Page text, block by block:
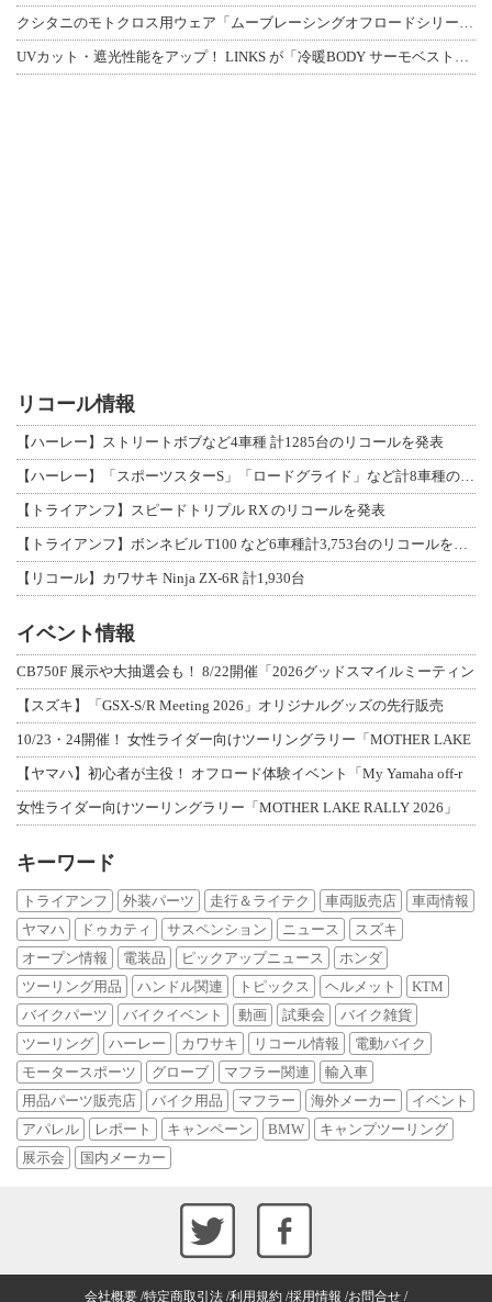
リコール情報
【ハーレー】ストリートボブなど4車種 計1285台のリコールを発表
【トライアンフ】スピードトリプル RX のリコールを発表
【リコール】カワサキ Ninja ZX-6R 計1,930台
イベント情報
CB750F 展示や大抽選会も！ 8/22開催「2026グッドスマイルミーティン
【スズキ】「GSX-S/R Meeting 2026」オリジナルグッズの先行販売
10/23・24開催！ 女性ライダー向けツーリングラリー「MOTHER LAKE
【ヤマハ】初心者が主役！ オフロード体験イベント「My Yamaha off-r
女性ライダー向けツーリングラリー「MOTHER LAKE RALLY 2026」
キーワード
トライアンフ 外装パーツ 走行＆ライテク 車両販売店
車両情報
ヤマハ
ドゥカティ サスペンション ニュース
スズキ
オープン情報
電装品 ピックアップニュース
ホンダ
ツーリング用品
ハンドル関連 トピックス ヘルメット
KTM
バイクパーツ
バイクイベント 動画 試乗会
バイク雑貨
ツーリング
ハーレー カワサキ リコール情報
電動バイク
モータースポーツ
グローブ マフラー関連
輸入車
用品パーツ販売店
バイク用品 マフラー 海外メーカー
イベント
アパレル
レポート キャンペーン BMW
キャンプツーリング
展示会
国内メーカー
会社概要 特定商取引法 利用規約 採用情報 お問合せ